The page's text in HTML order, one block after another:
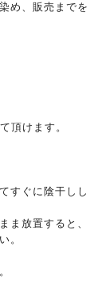
め、販売までを
頂けます。
すぐに陰干しし
ま放置すると、
。